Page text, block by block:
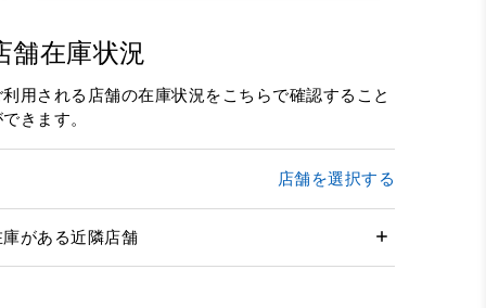
舗在庫状況
利用される店舗の在庫状況をこちらで確認すること
きます。
店舗を選択する
庫がある近隣店舗